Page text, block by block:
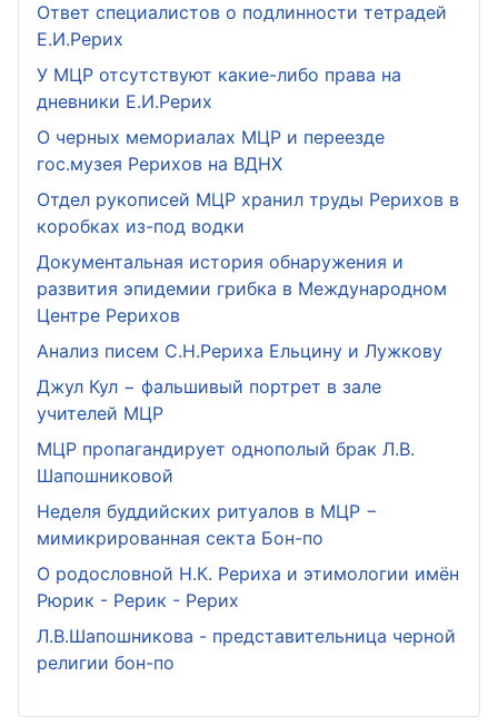
Ответ специалистов о подлинности тетрадей
Е.И.Рерих
У МЦР отсутствуют какие-либо права на
дневники Е.И.Рерих
О черных мемориалах МЦР и переезде
гос.музея Рерихов на ВДНХ
Отдел рукописей МЦР хранил труды Рерихов в
коробках из-под водки
Документальная история обнаружения и
развития эпидемии грибка в Международном
Центре Рерихов
Анализ писем С.Н.Рериха Ельцину и Лужкову
Джул Кул − фальшивый портрет в зале
учителей МЦР
МЦР пропагандирует однополый брак Л.В.
Шапошниковой
Неделя буддийских ритуалов в МЦР −
мимикрированная секта Бон-по
О родословной Н.К. Рериха и этимологии имён
Рюрик - Рерик - Рерих
Л.В.Шапошникова - представительница черной
религии бон-по